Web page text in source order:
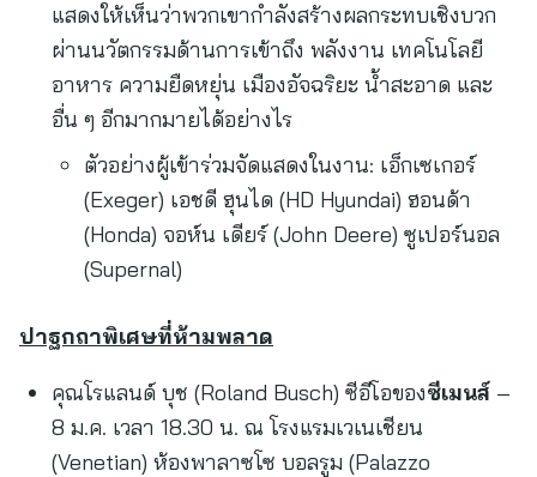
แสดงให้เห็นว่าพวกเขากำลังสร้างผลกระทบเชิงบวก
ผ่านนวัตกรรมด้านการเข้าถึง พลังงาน เทคโนโลยี
อาหาร ความยืดหยุ่น เมืองอัจฉริยะ น้ำสะอาด และ
อื่น ๆ อีกมากมายได้อย่างไร
ตัวอย่างผู้เข้าร่วมจัดแสดงในงาน: เอ็กเซเกอร์
(Exeger) เอชดี ฮุนได (HD Hyundai) ฮอนด้า
(Honda) จอห์น เดียร์ (John Deere) ซูเปอร์นอล
(Supernal)
ปาฐกถาพิเศษที่ห้ามพลาด
คุณโรแลนด์ บุช (Roland Busch) ซีอีโอของซีเมนส์ –
8 ม.ค. เวลา 18.30 น. ณ โรงแรมเวเนเชียน
(Venetian) ห้องพาลาซโซ บอลรูม (Palazzo